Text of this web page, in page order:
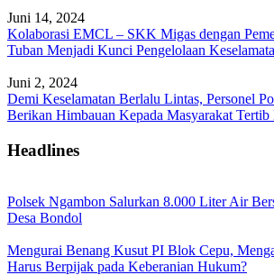
Juni 14, 2024
Kolaborasi EMCL – SKK Migas dengan
Tuban Menjadi Kunci Pengelolaan
Juni 2, 2024
Demi Keselamatan Berlalu Lintas, Personel
Berikan Himbauan Kepada Masyarakat Tertib
Headlines
Polsek Ngambon Salurkan 8.000 Liter Air
Desa Bondol
Mengurai Benang Kusut PI Blok Cepu,
Harus Berpijak pada Keberanian Hukum?